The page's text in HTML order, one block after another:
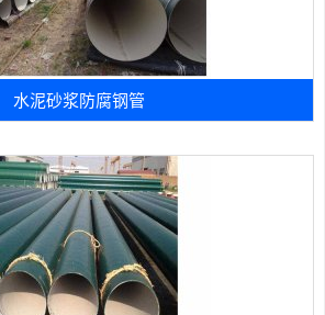
水泥砂浆防腐钢管